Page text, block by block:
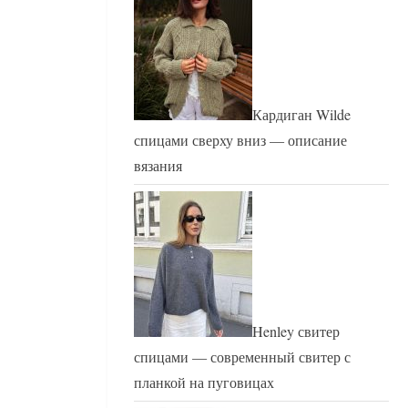
Кардиган Wilde
спицами сверху вниз — описание
вязания
Henley свитер
спицами — современный свитер с
планкой на пуговицах